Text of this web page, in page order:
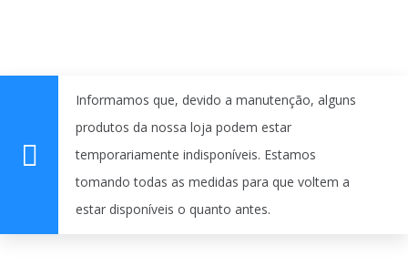
Informamos que, devido a manutenção, alguns
produtos da nossa loja podem estar
temporariamente indisponíveis. Estamos
tomando todas as medidas para que voltem a
estar disponíveis o quanto antes.